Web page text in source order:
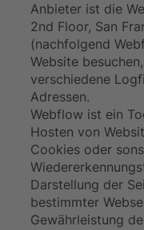
Anbieter ist die
2nd Floor, San
(nachfolgend
Website
verschiedene
Adressen.
Webflow ist ein
Hosten von
Cookies oder
Darstellung der
bestimmter
Gewährleistung